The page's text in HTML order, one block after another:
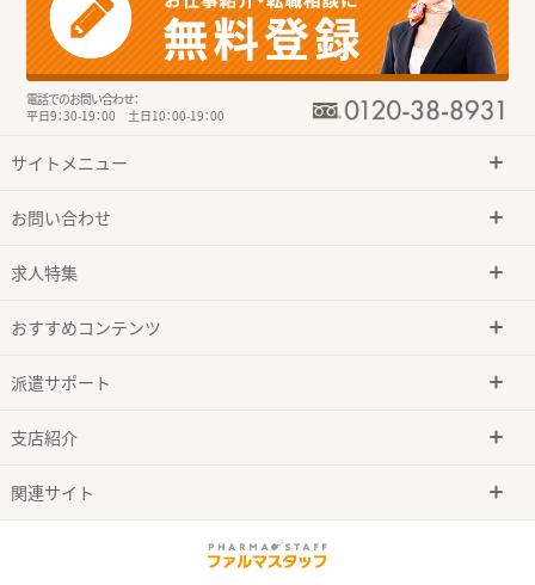
電話でのお問い合わせ：
平日9：30-19：00 土日10：00-19：00
サイトメニュー
お問い合わせ
求人特集
おすすめコンテンツ
派遣サポート
支店紹介
関連サイト